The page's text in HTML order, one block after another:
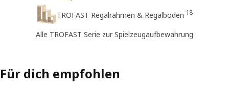
TROFAST Regalrahmen & Regalböden 18
Alle TROFAST Serie zur Spielzeugaufbewahrung
Für dich empfohlen